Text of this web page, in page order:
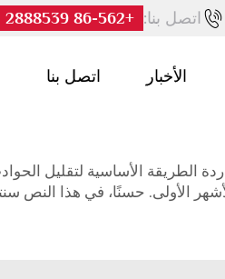
اتصل بنا: +86-562 2888539
الأخبار اتصل بنا
الطريقة الأساسية لتقليل
الأولى. حسنًا، في هذا النص